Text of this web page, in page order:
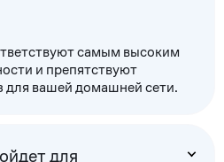
самым высоким
и препятствуют
для вашей домашней сети.
для